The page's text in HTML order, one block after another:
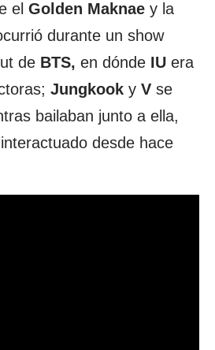
el Golden Maknae y la
durante un show
de BTS, en dónde IU era
Jungkook y V se
bailaban junto a ella,
desde hace